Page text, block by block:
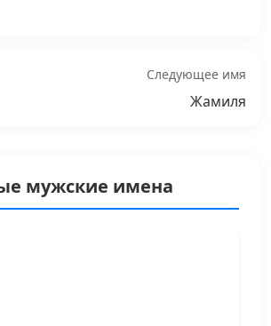
Следующее имя
Жамиля
мужские имена